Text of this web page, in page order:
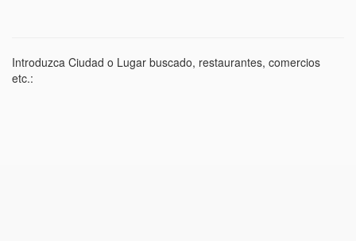
Introduzca Ciudad o Lugar buscado, restaurantes, comercios
etc.: